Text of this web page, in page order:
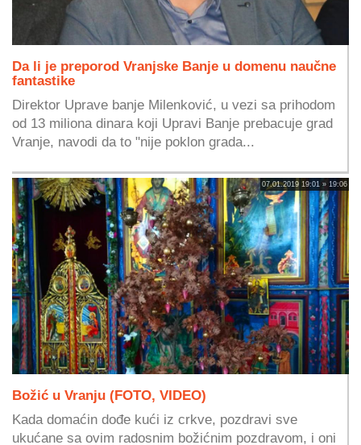
Da li je preporod Vranjske Banje u domenu naučne
fantastike
Direktor Uprave banje Milenković, u vezi sa prihodom
od 13 miliona dinara koji Upravi Banje prebacuje grad
Vranje, navodi da to "nije poklon grada...
07.01.2019 19:01 » 19:06
Božić u Vranju (FOTO, VIDEO)
Kada domaćin dođe kući iz crkve, pozdravi sve
ukućane sa ovim radosnim božićnim pozdravom, i oni